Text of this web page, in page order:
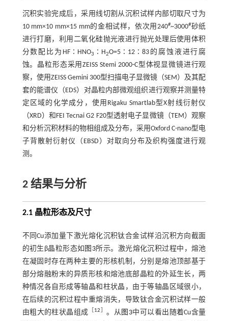
沉积实验完成后，采用线切割从沉积试样内部切取尺寸为
10 mm×10 mm×15 mm的金相试样，依次用240#~3000#砂纸
进行打磨，利用二氧化硅抛光液进行抛光处理后使用体积
分数配比为HF∶HNO3 ∶H2O=5∶12∶83的腐蚀液进行腐
蚀。晶粒形态采用ZEISS Stemi 2000-C型体视显微镜进行观
察，使用ZEISS Gemini 300型扫描电子显微镜（SEM）及其配
套的能谱仪（EDS）对晶粒内部微观组织进行观察并测量特
定区域的化学成分，使用Rigaku Smartlab型X射线衍射仪
（XRD）和FEI Tecnai G2 F20型透射电子显微镜（TEM）观察
和分析沉积材料的物相组成及分布，采用Oxford C-nano型电
子背散射衍射仪（EBSD）对取向分布及织构强度进行观
测。
2 结果与分析
2.1 晶粒形态及尺寸
不同Cu添加量下激光熔化沉积钛合金试样沿沉积方向截面
的初生β晶粒形态如 图3所示。激光熔化沉积过程中，熔池
在凝固时存在两种主要的形核机制，分别是熔池顶部基于
部分熔融粉末的异质形核和熔池底部晶粒的外延生长，两
种情况各自形成等轴晶和柱状晶，由于等轴晶区域很小，
在后续的沉积过程中重熔消失，导致钛合金沉积试样一般
由粗大的柱状晶组成
12 。从图3中可以看出随着Cu含量